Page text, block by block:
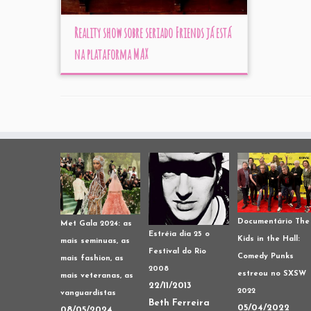
Reality show sobre seriado Friends já está
na plataforma MAX
Met Gala 2024: as
mais seminuas, as
mais fashion, as
mais veteranas, as
vanguardistas
Estréia dia 25 o
Festival do Rio
2008
22/11/2013
Beth Ferreira
Documentário The
Kids in the Hall:
Comedy Punks
estreou no SXSW
2022
05/04/2022